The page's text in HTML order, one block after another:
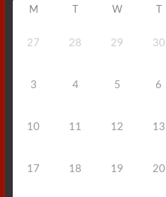
M W
27 28 29 30
3 4 5 6
10 11 12 13
17 18 19 20